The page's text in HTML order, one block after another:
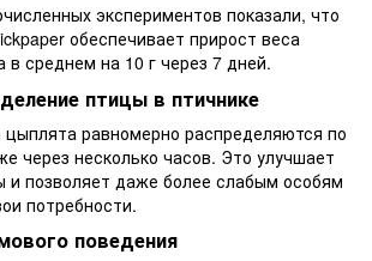
экспериментов показали, что
обеспечивает прирост веса
в среднем на 10 г через 7 дней.
птицы в птичнике
цыплята равномерно распределяются по
через несколько часов. Это улучшает
и позволяет даже более слабым особям
потребности.
поведения